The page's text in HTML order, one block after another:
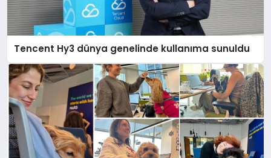
Tencent Hy3 dünya genelinde kullanıma sunuldu